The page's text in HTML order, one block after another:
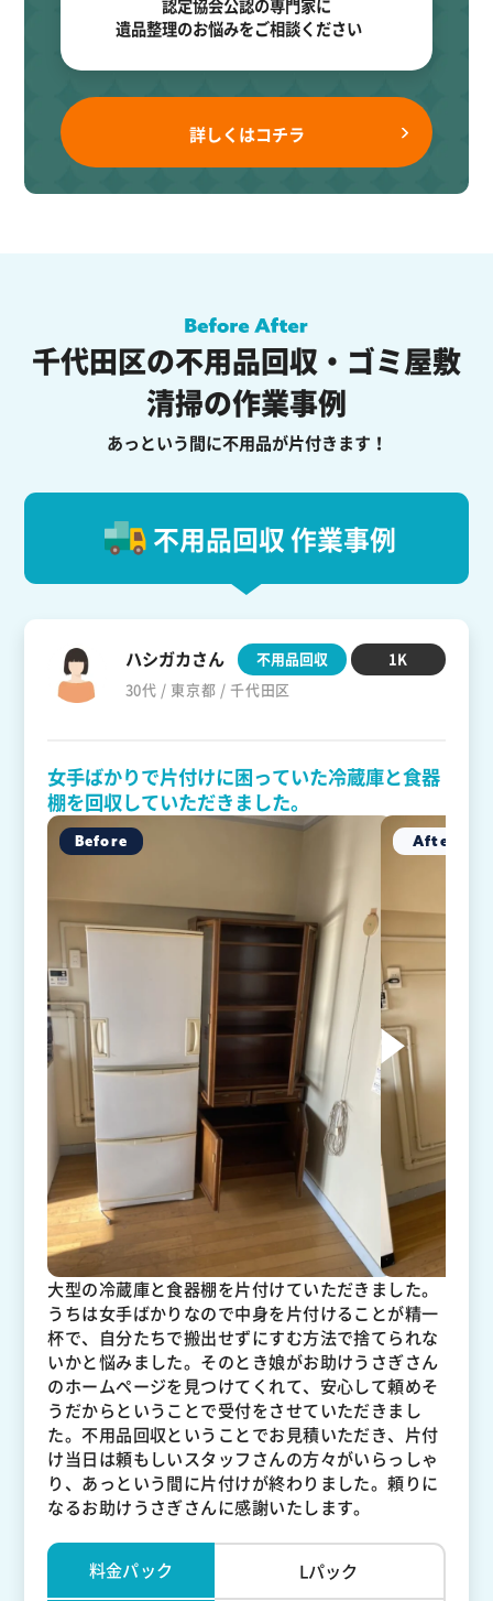
認定協会公認の専門家に
遺品整理のお悩みをご相談ください
詳しくはコチラ
千代田区の不用品回収・ゴミ屋敷
清掃の作業事例
あっという間に不用品が片付きます！
不用品回収 作業事例
ハシガカさん
30代 / 東京都 / 千代田区
不用品回収 1K
女手ばかりで片付けに困っていた冷蔵庫と食器
棚を回収していただきました。
大型の冷蔵庫と食器棚を片付けていただきました。
うちは女手ばかりなので中身を片付けることが精一
杯で、自分たちで搬出せずにすむ方法で捨てられな
いかと悩みました。そのとき娘がお助けうさぎさん
のホームページを見つけてくれて、安心して頼めそ
うだからということで受付をさせていただきまし
た。不用品回収ということでお見積いただき、片付
け当日は頼もしいスタッフさんの方々がいらっしゃ
り、あっという間に片付けが終わりました。頼りに
なるお助けうさぎさんに感謝いたします。
料金パック Lパック